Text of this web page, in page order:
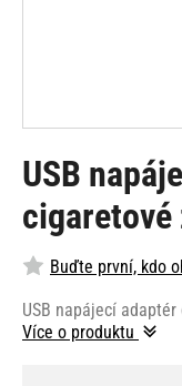
USB
cigaretové
Buďte první, kdo
USB napájecí
Více o produktu